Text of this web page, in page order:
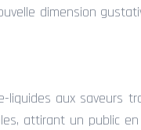
dimension
aux saveurs
attirant un public